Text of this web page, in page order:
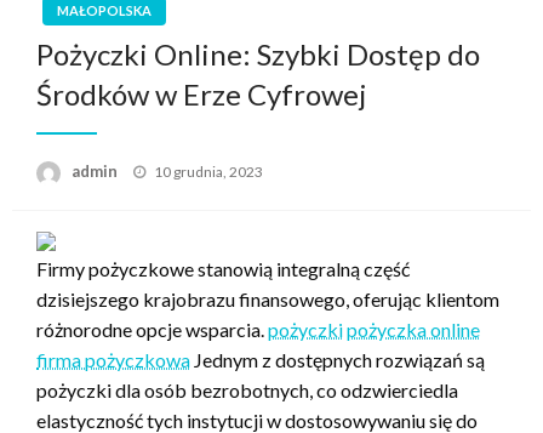
MAŁOPOLSKA
Pożyczki Online: Szybki Dostęp do
Środków w Erze Cyfrowej
admin
Opublikowane
10 grudnia, 2023
Firmy pożyczkowe stanowią integralną część
dzisiejszego krajobrazu finansowego, oferując klientom
różnorodne opcje wsparcia. pożyczkipożyczka online
firma pożyczkowa Jednym z dostępnych rozwiązań są
pożyczki dla osób bezrobotnych, co odzwierciedla
elastyczność tych instytucji w dostosowywaniu się do